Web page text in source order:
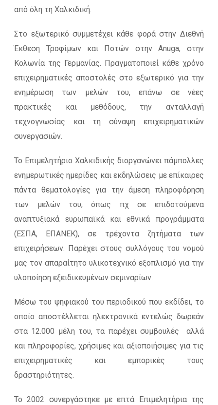
από όλη τη Χαλκιδική.
Στο εξωτερικό συμμετέχει κάθε φορά στην Διεθνή
Έκθεση Τροφίμων και Ποτών στην Anuga, στην
Κολωνία της Γερμανίας. Πραγματοποιεί κάθε χρόνο
επιχειρηματικές αποστολές στο εξωτερικό για την
ενημέρωση των μελών του, επάνω σε νέες
πρακτικές και μεθόδους, την ανταλλαγή
τεχνογνωσίας και τη σύναψη επιχειρηματικών
συνεργασιών.
Το Επιμελητήριο Χαλκιδικής διοργανώνει πάμπολλες
ενημερωτικές ημερίδες και εκδηλώσεις με επίκαιρες
πάντα θεματολογίες για την άμεση πληροφόρηση
των μελών του, όπως πχ σε επιδοτούμενα
αναπτυξιακά ευρωπαϊκά και εθνικά προγράμματα
(ΕΣΠΑ, ΕΠΑΝΕΚ), σε τρέχοντα ζητήματα των
επιχειρήσεων. Παρέχει στους συλλόγους του νομού
μας τον απαραίτητο υλικοτεχνικό εξοπλισμό για την
υλοποίηση εξειδικευμένων σεμιναρίων.
Μέσω του ψηφιακού του περιοδικού που εκδίδει, το
οποίο αποστέλλεται ηλεκτρονικά εντελώς δωρεάν
στα 12.000 μέλη του, τα παρέχει συμβουλές αλλά
και πληροφορίες, χρήσιμες και αξιοποιήσιμες για τις
επιχειρηματικές και εμπορικές τους
δραστηριότητες.
Το 2002 συνεργάστηκε με επτά Επιμελητήρια της